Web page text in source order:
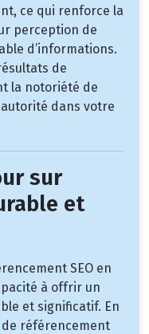
ce qui renforce la
perception de
d’informations.
de
la notoriété de
dans votre
sur
et
SEO en
à offrir un
et significatif. En
référencement